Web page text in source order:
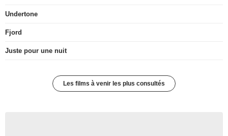
Undertone
Fjord
Juste pour une nuit
Les films à venir les plus consultés